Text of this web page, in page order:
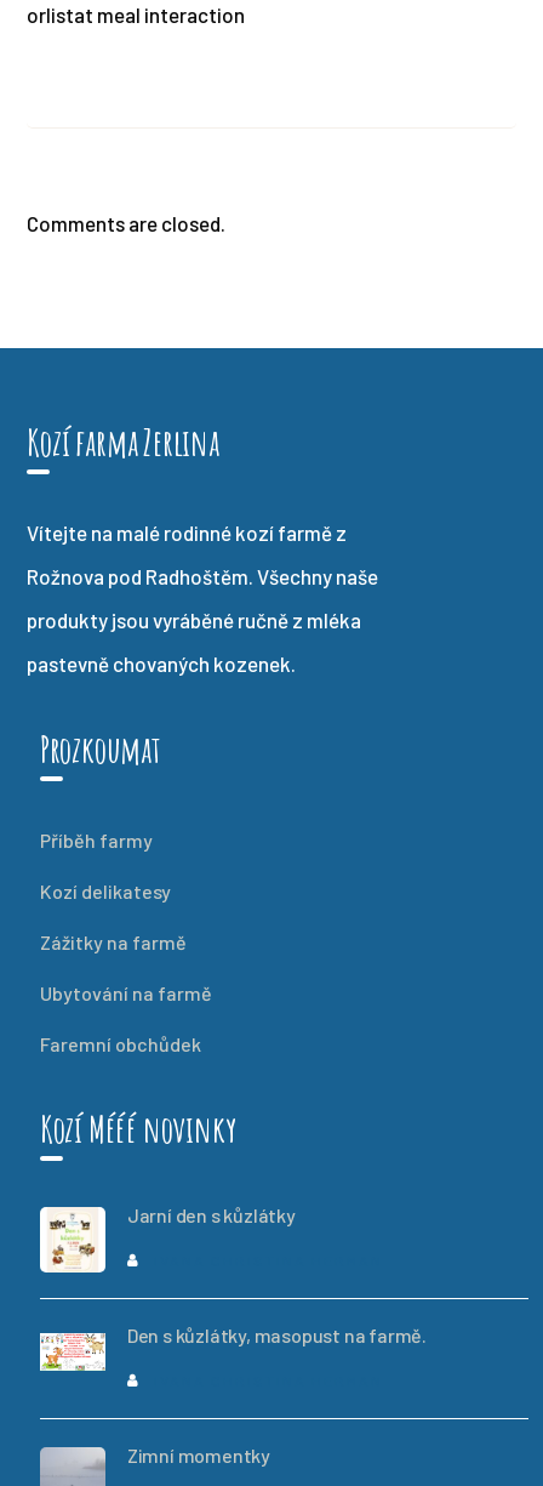
orlistat meal interaction
Comments are closed.
Kozí farma Zerlina
Vítejte na malé rodinné kozí farmě z
Rožnova pod Radhoštěm. Všechny naše
produkty jsou vyráběné ručně z mléka
pastevně chovaných kozenek.
Prozkoumat
Příběh farmy
Kozí delikatesy
Zážitky na farmě
Ubytování na farmě
Faremní obchůdek
Kozí Mééé novinky
Jarní den s kůzlátky
Den s kůzlátky, masopust na farmě.
Zimní momentky